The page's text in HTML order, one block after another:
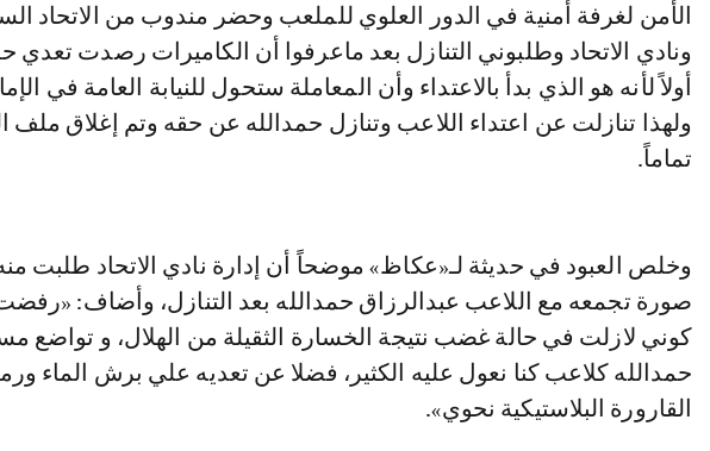
الأمن لغرفة أمنية في الدور العلوي للملعب وحضر مندوب من الاتحاد
ونادي الاتحاد وطلبوني التنازل بعد ماعرفوا أن الكاميرات رصدت تعدي
أولاً لأنه هو الذي بدأ بالاعتداء وأن المعاملة ستحول للنيابة العامة في
ولهذا تنازلت عن اعتداء اللاعب وتنازل حمدالله عن حقه وتم إغلاق ملف
تماماً.
وخلص العبود في حديثة لـ«عكاظ» موضحاً أن إدارة نادي الاتحاد طلبت
صورة تجمعه مع اللاعب عبدالرزاق حمدالله بعد التنازل، وأضاف:
كوني لازلت في حالة غضب نتيجة الخسارة الثقيلة من الهلال، و تواضع
حمدالله كلاعب كنا نعول عليه الكثير، فضلا عن تعديه علي برش الماء
القارورة البلاستيكية نحوي».